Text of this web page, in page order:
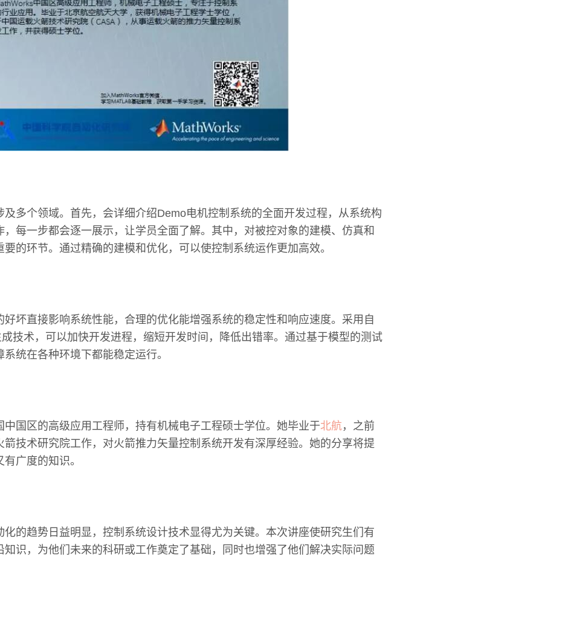
及多个领域。首先，会详细介绍Demo电机控制系统的全面开发过程，从系统构
，每一步都会逐一展示，让学员全面了解。其中，对被控对象的建模、仿真和
要的环节。通过精确的建模和优化，可以使控制系统运作更加高效。
好坏直接影响系统性能，合理的优化能增强系统的稳定性和响应速度。采用自
技术，可以加快开发进程，缩短开发时间，降低出错率。通过基于模型的测试
统在各种环境下都能稳定运行。
中国区的高级应用工程师，持有机械电子工程硕士学位。她毕业于北航，之前
箭技术研究院工作，对火箭推力矢量控制系统开发有深厚经验。她的分享将提
广度的知识。
化的趋势日益明显，控制系统设计技术显得尤为关键。本次讲座使研究生们有
知识，为他们未来的科研或工作奠定了基础，同时也增强了他们解决实际问题